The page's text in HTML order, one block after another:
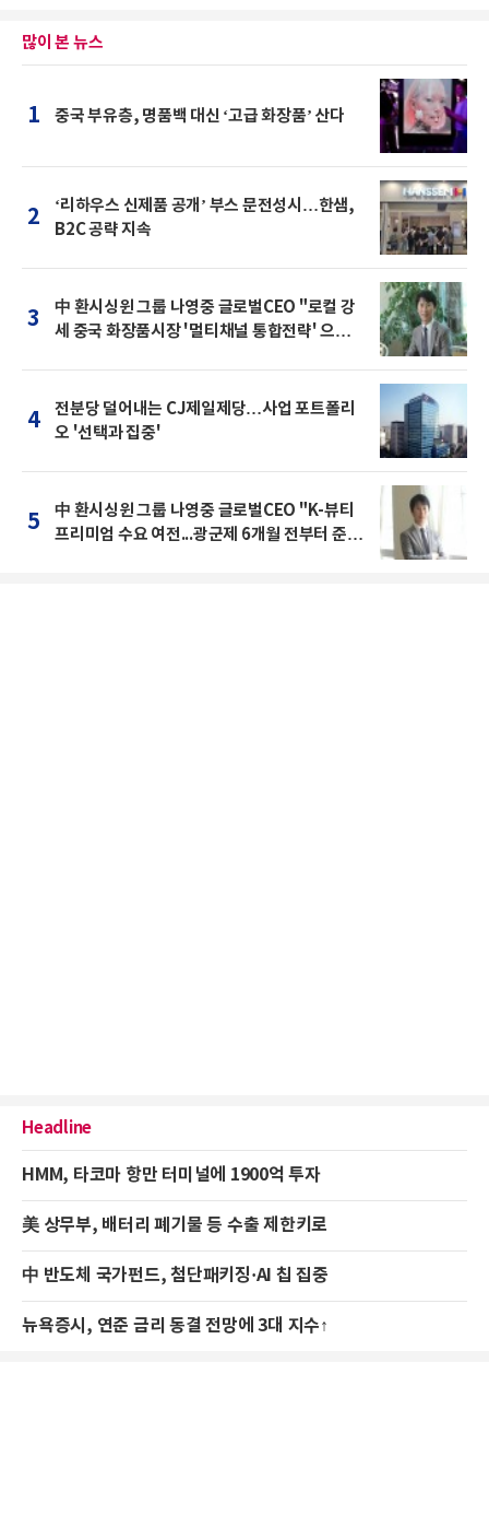
많이 본 뉴스
1 중국 부유층, 명품백 대신 ‘고급 화장품’ 산다
2
‘리하우스 신제품 공개’ 부스 문전성시…한샘,
B2C 공략 지속
3
中 환시싱윈 그룹 나영중 글로벌CEO "로컬 강
세 중국 화장품시장 '멀티채널 통합전략' 으로
4
전분당 덜어내는 CJ제일제당…사업 포트폴리
오 '선택과 집중'
5
中 환시싱윈 그룹 나영중 글로벌CEO "K-뷰티
프리미엄 수요 여전...광군제 6개월 전부터 준비
Headline
HMM, 타코마 항만 터미널에 1900억 투자
美 상무부, 배터리 폐기물 등 수출 제한키로
中 반도체 국가펀드, 첨단패키징·AI 칩 집중
뉴욕증시, 연준 금리 동결 전망에 3대 지수↑